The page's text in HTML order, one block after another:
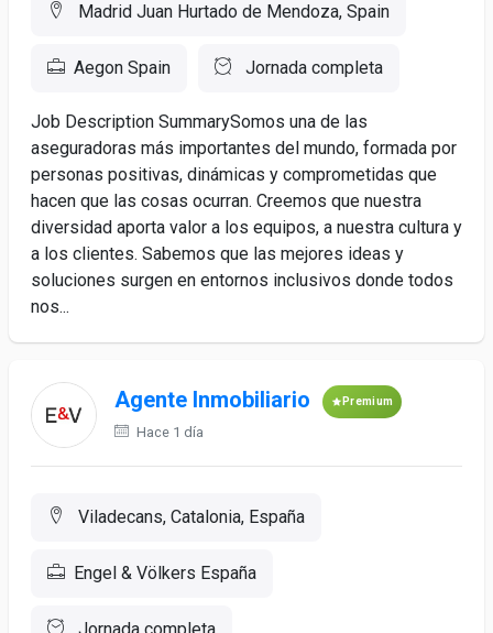
Madrid Juan Hurtado de Mendoza, Spain
Aegon Spain Jornada completa
Job Description SummarySomos una de las
aseguradoras más importantes del mundo, formada por
personas positivas, dinámicas y comprometidas que
hacen que las cosas ocurran. Creemos que nuestra
diversidad aporta valor a los equipos, a nuestra cultura y
a los clientes. Sabemos que las mejores ideas y
soluciones surgen en entornos inclusivos donde todos
nos...
Agente Inmobiliario Premium
Hace 1 día
Viladecans, Catalonia, España
Engel & Völkers España